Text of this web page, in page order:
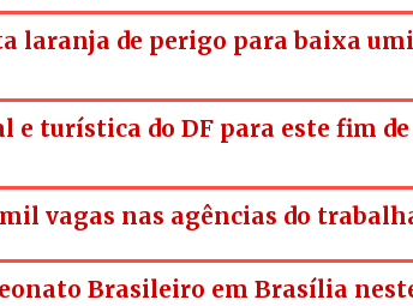
laranja de perigo para baixa
e turística do DF para este fim de
vagas nas agências do
Brasileiro em Brasília